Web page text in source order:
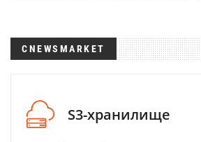
CNEWSMARKET
S3-хранилище